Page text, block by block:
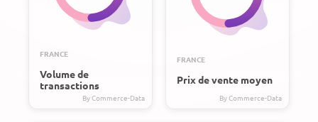
FRANCE
Volume de
transactions
FRANCE
Prix de vente moyen